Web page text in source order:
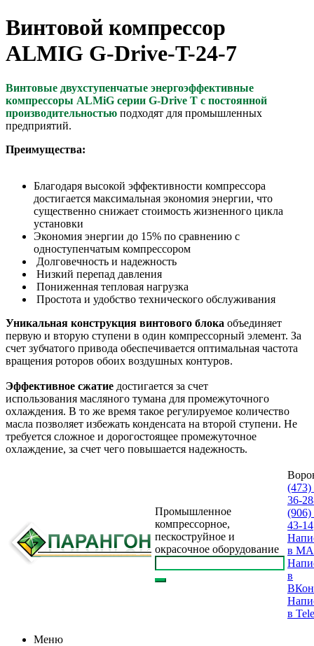
Винтовой компрессор
ALMIG G-Drive-T-24-7
Винтовые двухступенчатые энергоэффективные
компрессоры ALMiG серии G-Drive T с постоянной
производительностью подходят для промышленных
предприятий.
Преимущества:
Благодаря высокой эффективности компрессора
достигается максимальная экономия энергии, что
существенно снижает стоимость жизненного цикла
установки
Экономия энергии до 15% по сравнению с
одноступенчатым компрессором
Долговечность и надежность
Низкий перепад давления
Пониженная тепловая нагрузка
Простота и удобство технического обслуживания
Уникальная конструкция винтового блока объединяет
первую и вторую ступени в один компрессорный элемент. За
счет зубчатого привода обеспечивается оптимальная частота
вращения роторов обоих воздушных контуров.
Эффективное сжатие достигается за счет
использования масляного тумана для промежуточного
охлаждения. В то же время такое регулируемое количество
масла позволяет избежать конденсата на второй ступени. Не
требуется сложное и дорогостоящее промежуточное
охлаждение, за счет чего повышается надежность.
Промышленное
компрессорное,
пескоструйное и
окрасочное оборудование
(473)
36-28
(906)
43-14
в
в
в
Меню